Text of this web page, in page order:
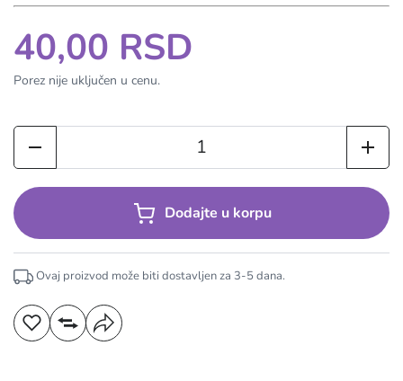
40,00 RSD
Porez nije uključen u cenu.
Dodajte u korpu
Ovaj proizvod može biti dostavljen za 3-5dana.